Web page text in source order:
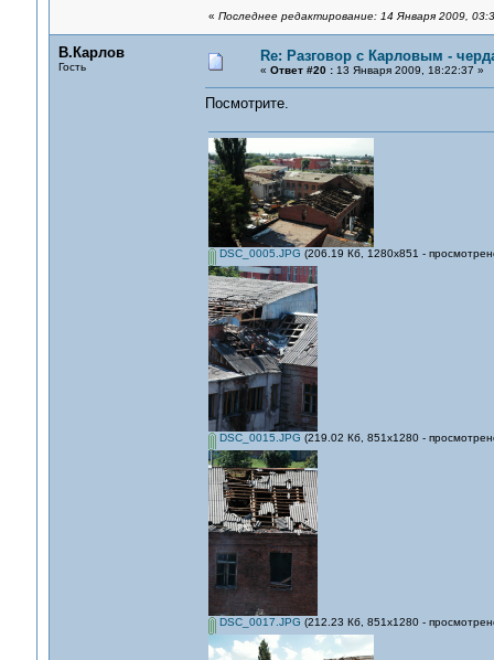
« Последнее редактирование: 14 Января 2009,
В.Карлов
Гость
Re: Разговор с Карловым -
« Ответ #20 :13 Января 2009, 18:22:37 »
Посмотрите.
DSC_0005.JPG (206.19 Кб, 1280x851 -
DSC_0015.JPG (219.02 Кб, 851x1280 -
DSC_0017.JPG (212.23 Кб, 851x1280 -